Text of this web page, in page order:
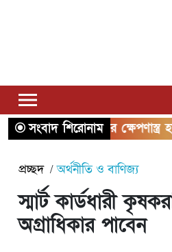
সংবাদ শিরোনাম
রাশিয়ার ক্ষেপণাস্ত্র
প্রচ্ছদ অর্থনীতি ও বাণিজ্য
স্মার্ট কার্ডধারী
অগ্রাধিকার পাবেন